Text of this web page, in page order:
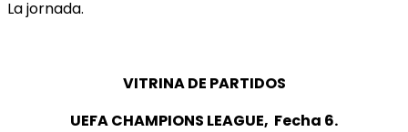
La jornada.
VITRINA DE PARTIDOS
UEFA CHAMPIONS LEAGUE, Fecha 6.